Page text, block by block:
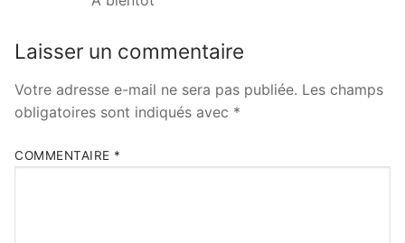
Laisser un commentaire
Votre adresse e-mail ne sera pas publiée. Les champs
obligatoires sont indiqués avec *
COMMENTAIRE *